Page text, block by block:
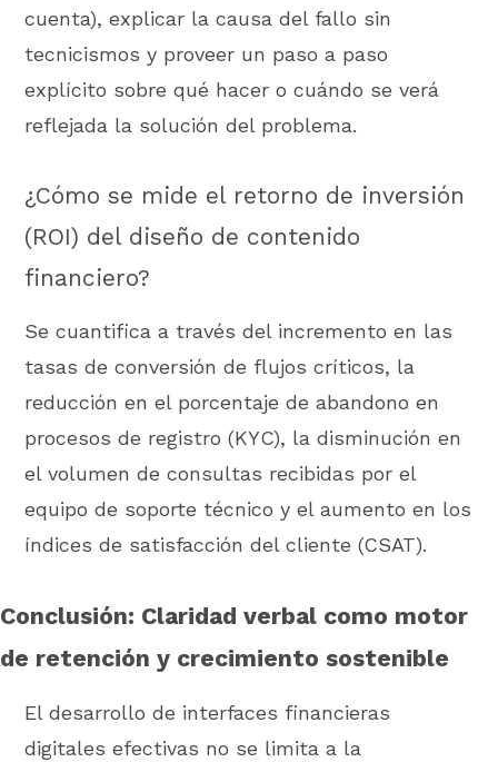
cuenta), explicar la causa del fallo sin
tecnicismos y proveer un paso a paso
explícito sobre qué hacer o cuándo se verá
reflejada la solución del problema.
¿Cómo se mide el retorno de inversión
(ROI) del diseño de contenido
financiero?
Se cuantifica a través del incremento en las
tasas de conversión de flujos críticos, la
reducción en el porcentaje de abandono en
procesos de registro (KYC), la disminución en
el volumen de consultas recibidas por el
equipo de soporte técnico y el aumento en los
índices de satisfacción del cliente (CSAT).
Conclusión: Claridad verbal como motor
de retención y crecimiento sostenible
El desarrollo de interfaces financieras
digitales efectivas no se limita a la